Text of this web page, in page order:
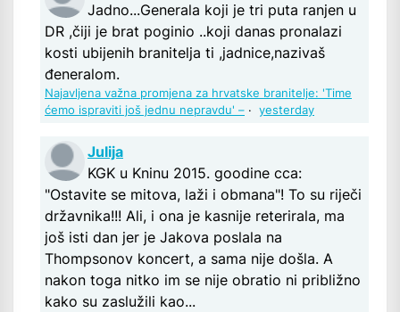
Jadno...Generala koji je tri puta ranjen u
DR ,čiji je brat poginio ..koji danas pronalazi
kosti ubijenih branitelja ti ,jadnice,nazivaš
đeneralom.
Najavljena važna promjena za hrvatske branitelje: 'Time
ćemo ispraviti još jednu nepravdu' – · yesterday
Julija
KGK u Kninu 2015. goodine cca:
"Ostavite se mitova, laži i obmana"! To su riječi
državnika!!! Ali, i ona je kasnije reterirala, ma
još isti dan jer je Jakova poslala na
Thompsonov koncert, a sama nije došla. A
nakon toga nitko im se nije obratio ni približno
kako su zaslužili kao...